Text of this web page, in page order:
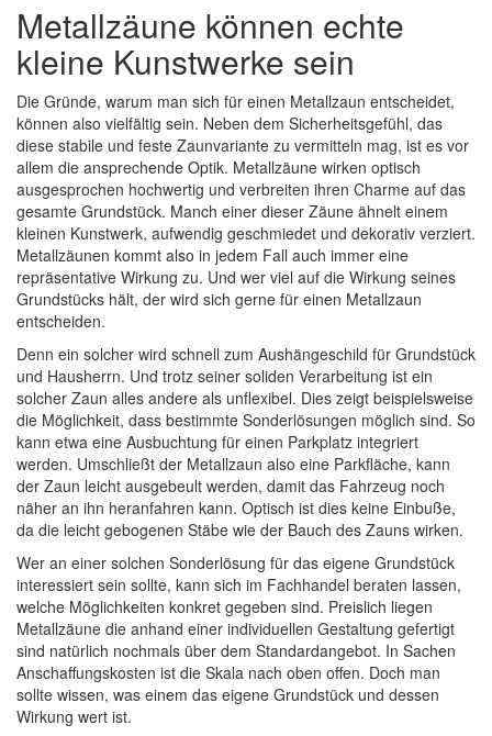
Metallzäune können echte
kleine Kunstwerke sein
Die Gründe, warum man sich für einen Metallzaun entscheidet,
können also vielfältig sein. Neben dem Sicherheitsgefühl, das
diese stabile und feste Zaunvariante zu vermitteln mag, ist es vor
allem die ansprechende Optik. Metallzäune wirken optisch
ausgesprochen hochwertig und verbreiten ihren Charme auf das
gesamte Grundstück. Manch einer dieser Zäune ähnelt einem
kleinen Kunstwerk, aufwendig geschmiedet und dekorativ verziert.
Metallzäunen kommt also in jedem Fall auch immer eine
repräsentative Wirkung zu. Und wer viel auf die Wirkung seines
Grundstücks hält, der wird sich gerne für einen Metallzaun
entscheiden.
Denn ein solcher wird schnell zum Aushängeschild für Grundstück
und Hausherrn. Und trotz seiner soliden Verarbeitung ist ein
solcher Zaun alles andere als unflexibel. Dies zeigt beispielsweise
die Möglichkeit, dass bestimmte Sonderlösungen möglich sind. So
kann etwa eine Ausbuchtung für einen Parkplatz integriert
werden. Umschließt der Metallzaun also eine Parkfläche, kann
der Zaun leicht ausgebeult werden, damit das Fahrzeug noch
näher an ihn heranfahren kann. Optisch ist dies keine Einbuße,
da die leicht gebogenen Stäbe wie der Bauch des Zauns wirken.
Wer an einer solchen Sonderlösung für das eigene Grundstück
interessiert sein sollte, kann sich im Fachhandel beraten lassen,
welche Möglichkeiten konkret gegeben sind. Preislich liegen
Metallzäune die anhand einer individuellen Gestaltung gefertigt
sind natürlich nochmals über dem Standardangebot. In Sachen
Anschaffungskosten ist die Skala nach oben offen. Doch man
sollte wissen, was einem das eigene Grundstück und dessen
Wirkung wert ist.